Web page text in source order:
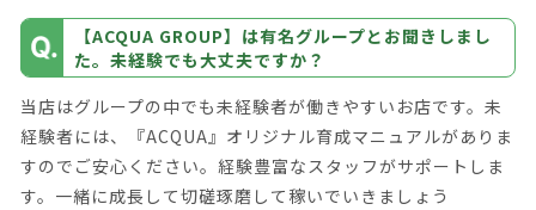
【ACQUA GROUP】は有名グループとお聞きしまし
た。未経験でも大丈夫ですか？
当店はグループの中でも未経験者が働きやすいお店です。未
経験者には、『ACQUA』オリジナル育成マニュアルがありま
すのでご安心ください。経験豊富なスタッフがサポートしま
す。一緒に成長して切磋琢磨して稼いでいきましょう